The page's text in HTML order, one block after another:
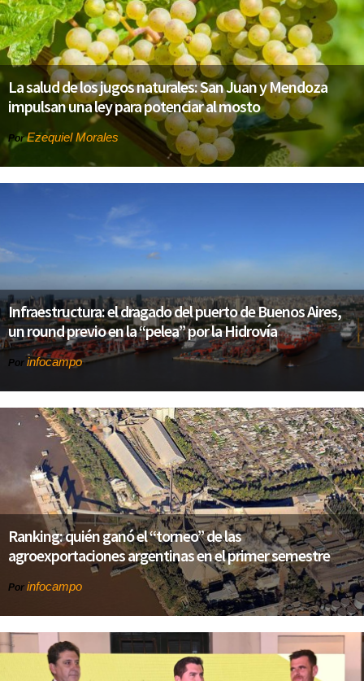
La salud de los jugos naturales: San Juan y Mendoza
impulsan una ley para potenciar al mosto
PorEzequiel Morales
Infraestructura: el dragado del puerto de Buenos Aires,
un round previo en la “pelea” por la Hidrovía
Por infocampo
Ranking: quién ganó el “torneo” de las
agroexportaciones argentinas en el primer semestre
Por infocampo